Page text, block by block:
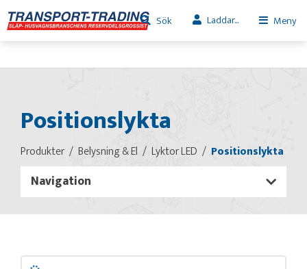
Sök Laddar... Meny
Positionslykta
Produkter Belysning & El Lyktor LED Positionslykta
Navigation